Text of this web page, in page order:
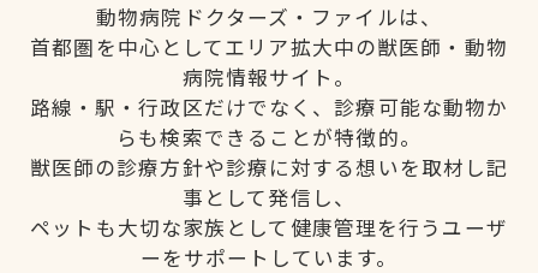
動物病院ドクターズ・ファイルは、
首都圏を中心としてエリア拡大中の獣医師・動物
病院情報サイト。
路線・駅・行政区だけでなく、診療可能な動物か
らも検索できることが特徴的。
獣医師の診療方針や診療に対する想いを取材し記
事として発信し、
ペットも大切な家族として健康管理を行うユーザ
ーをサポートしています。